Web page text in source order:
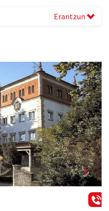
Erantzun
Next